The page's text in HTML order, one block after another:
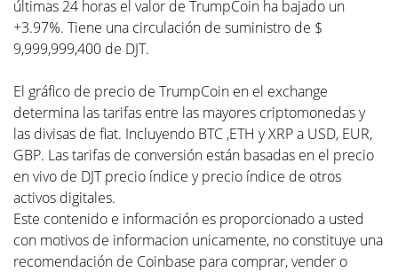
últimas 24 horas el valor de TrumpCoin ha bajado un
+3.97%. Tiene una circulación de suministro de $
9,999,999,400 de DJT.
El gráfico de precio de TrumpCoin en el exchange
determina las tarifas entre las mayores criptomonedas y
las divisas de fiat. Incluyendo BTC ,ETH y XRP a USD, EUR,
GBP. Las tarifas de conversión están basadas en el precio
en vivo de DJT precio índice y precio índice de otros
activos digitales.
Este contenido e información es proporcionado a usted
con motivos de informacion unicamente, no constituye una
recomendación de Coinbase para comprar, vender o